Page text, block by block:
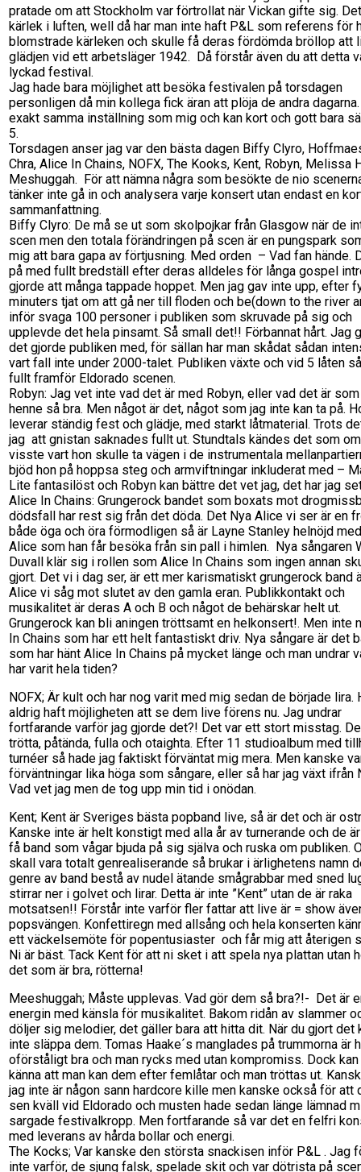
pratade om att Stockholm var förtrollat när Vickan gifte sig.
kärlek i luften, well då har man inte haft P&L som referens för
blomstrade kärleken och skulle få deras fördömda bröllop att
glädjen vid ett arbetsläger 1942. Då förstår även du att detta
lyckad festival.
Jag hade bara möjlighet att besöka festivalen på torsdagen
personligen då min kollega fick äran att plöja de andra
exakt samma inställning som mig och kan kort och gott bara
5.
Torsdagen anser jag var den bästa dagen Biffy Clyro,
Chra, Alice In Chains, NOFX, The Kooks, Kent, Robyn, Melissa
Meshuggah. För att nämna några som besökte de nio
tänker inte gå in och analysera varje konsert utan endast en
sammanfattning.
Biffy Clyro: De må se ut som skolpojkar från Glasgow när de
scen men den totala förändringen på scen är en pungspark
mig att bara gapa av förtjusning. Med orden – Vad fan hände.
på med fullt bredställ efter deras alldeles för långa gospel
gjorde att många tappade hoppet. Men jag gav inte upp, efter
minuters tjat om att gå ner till floden och be(down to the river
inför svaga 100 personer i publiken som skruvade på sig och
upplevde det hela pinsamt. Så small det!! Förbannat hårt. Jag
det gjorde publiken med, för sällan har man skådat sådan
vart fall inte under 2000-talet. Publiken växte och vid 5 låten
fullt framför Eldorado scenen.
Robyn: Jag vet inte vad det är med Robyn, eller vad det är
henne så bra. Men något är det, något som jag inte kan ta på.
leverar ständig fest och glädje, med starkt låtmaterial. Trots
jag att gnistan saknades fullt ut. Stundtals kändes det som
visste vart hon skulle ta vägen i de instrumentala
bjöd hon på hoppsa steg och armviftningar inkluderat med –
Lite fantasilöst och Robyn kan bättre det vet jag, det har jag
Alice In Chains: Grungerock bandet som boxats mot
dödsfall har rest sig från det döda. Det Nya Alice vi ser är en
både öga och öra förmodligen så är Layne Stanley helnöjd
Alice som han får besöka från sin pall i himlen. Nya sångaren
Duvall klär sig i rollen som Alice In Chains som ingen annan
gjort. Det vi i dag ser, är ett mer karismatiskt grungerock band
Alice vi såg mot slutet av den gamla eran. Publikkontakt och
musikalitet är deras A och B och något de behärskar helt ut.
Grungerock kan bli aningen tröttsamt en helkonsert!. Men inte
In Chains som har ett helt fantastiskt driv. Nya sångare är det
som har hänt Alice In Chains på mycket länge och man undrar
har varit hela tiden?
NOFX; Är kult och har nog varit med mig sedan de började lira.
aldrig haft möjligheten att se dem live förens nu. Jag undrar
fortfarande varför jag gjorde det?! Det var ett stort misstag.
trötta, påtända, fulla och otaighta. Efter 11 studioalbum med
turnéer så hade jag faktiskt förväntat mig mera. Men kanske
förväntningar lika höga som sångare, eller så har jag växt ifrån
Vad vet jag men de tog upp min tid i onödan.
Kent; Kent är Sveriges bästa popband live, så är det och är
Kanske inte är helt konstigt med alla år av turnerande och de
få band som vågar bjuda på sig själva och ruska om publiken.
skall vara totalt genrealiserande så brukar i ärlighetens namn
genre av band bestå av nudel ätande smågrabbar med sned
stirrar ner i golvet och lirar. Detta är inte ”Kent” utan de är raka
motsatsen!! Förstår inte varför fler fattar att live är = show
popsvängen. Konfettiregn med allsång och hela konserten
ett väckelsemöte för popentusiaster och får mig att återigen
Ni är bäst. Tack Kent för att ni sket i att spela nya plattan utan
det som är bra, rötterna!
Meeshuggah; Måste upplevas. Vad gör dem så bra?!- Det är
energin med känsla för musikalitet. Bakom ridån av slammer
döljer sig melodier, det gäller bara att hitta dit. När du gjort det
inte släppa dem. Tomas Haake´s manglades på trummorna är
oförståligt bra och man rycks med utan kompromiss. Dock kan
känna att man kan dem efter femlåtar och man tröttas ut.
jag inte är någon sann hardcore kille men kanske också för att
sen kväll vid Eldorado och musten hade sedan länge lämnad
sargade festivalkropp. Men fortfarande så var det en felfri
med leverans av hårda bollar och energi.
The Kocks; Var kanske den största snackisen inför P&L . Jag
inte varför, de sjung falsk, spelade skit och var dötrista på